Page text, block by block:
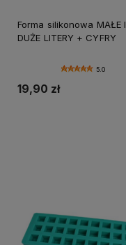
Forma silikonowa MAŁE I
DUŻE LITERY + CYFRY
5.0
19,90 zł